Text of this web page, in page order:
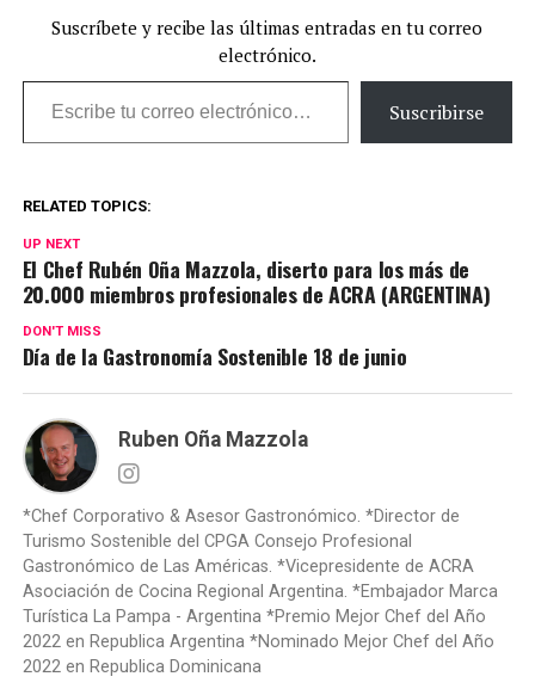
Suscríbete y recibe las últimas entradas en tu correo
electrónico.
Escribe tu correo electrónico…
Suscribirse
RELATED TOPICS:
UP NEXT
El Chef Rubén Oña Mazzola, diserto para los más de
20.000 miembros profesionales de ACRA (ARGENTINA)
DON'T MISS
Día de la Gastronomía Sostenible 18 de junio
Ruben Oña Mazzola
*Chef Corporativo & Asesor Gastronómico. *Director de
Turismo Sostenible del CPGA Consejo Profesional
Gastronómico de Las Américas. *Vicepresidente de ACRA
Asociación de Cocina Regional Argentina. *Embajador Marca
Turística La Pampa - Argentina *Premio Mejor Chef del Año
2022 en Republica Argentina *Nominado Mejor Chef del Año
2022 en Republica Dominicana